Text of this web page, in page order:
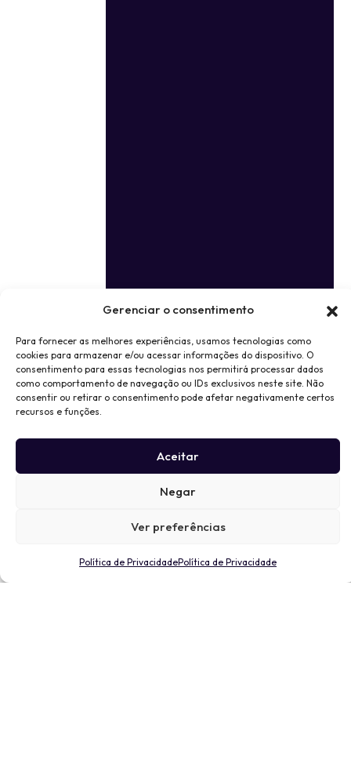
Gerenciar o consentimento
Para fornecer as melhores experiências, usamos tecnologias como
cookies para armazenar e/ou acessar informações do dispositivo. O
consentimento para essas tecnologias nos permitirá processar dados
como comportamento de navegação ou IDs exclusivos neste site. Não
consentir ou retirar o consentimento pode afetar negativamente certos
recursos e funções.
Aceitar
Negar
Ver preferências
Política de PrivacidadePolítica de Privacidade